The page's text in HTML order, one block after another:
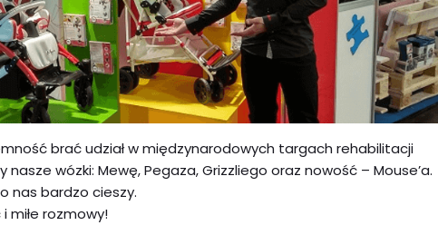
brać udział w międzynarodowych targach rehabilitacji
nasze wózki: Mewę, Pegaza, Grizzliego oraz nowość – Mouse’a.
nas bardzo cieszy.
miłe rozmowy!